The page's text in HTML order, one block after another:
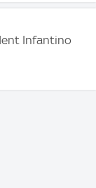
Infantino